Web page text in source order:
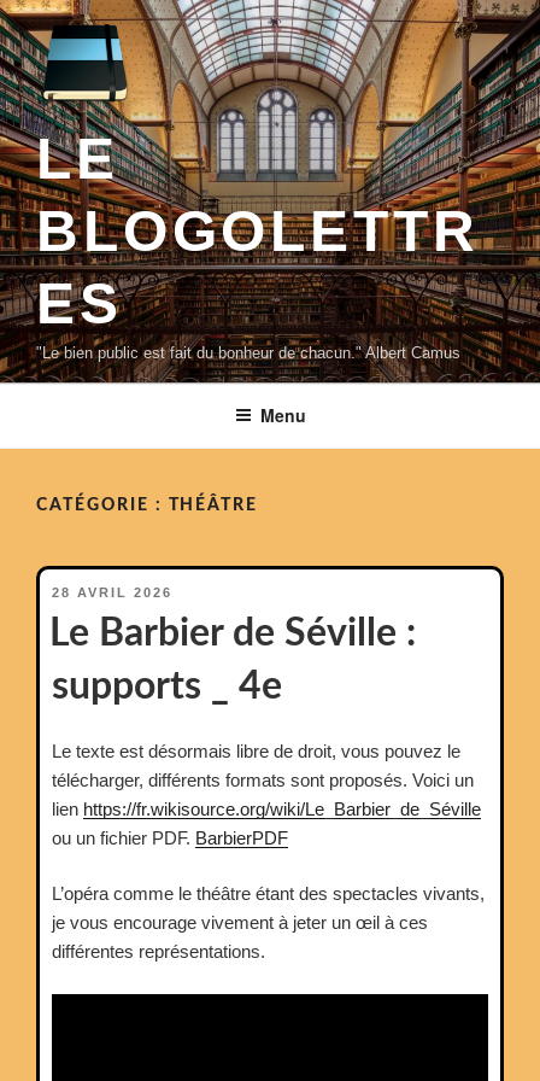
Aller
au
contenu
principal
LE
BLOGOLETTR
ES
"Le bien public est fait du bonheur de chacun." Albert Camus
Menu
CATÉGORIE : THÉÂTRE
PUBLIÉ
28 AVRIL 2026
Le Barbier de Séville :
supports _ 4e
Le texte est désormais libre de droit, vous pouvez le
télécharger, différents formats sont proposés. Voici un
lien https://fr.wikisource.org/wiki/Le_Barbier_de_Séville
ou un fichier PDF. BarbierPDF
L’opéra comme le théâtre étant des spectacles vivants,
je vous encourage vivement à jeter un œil à ces
différentes représentations.